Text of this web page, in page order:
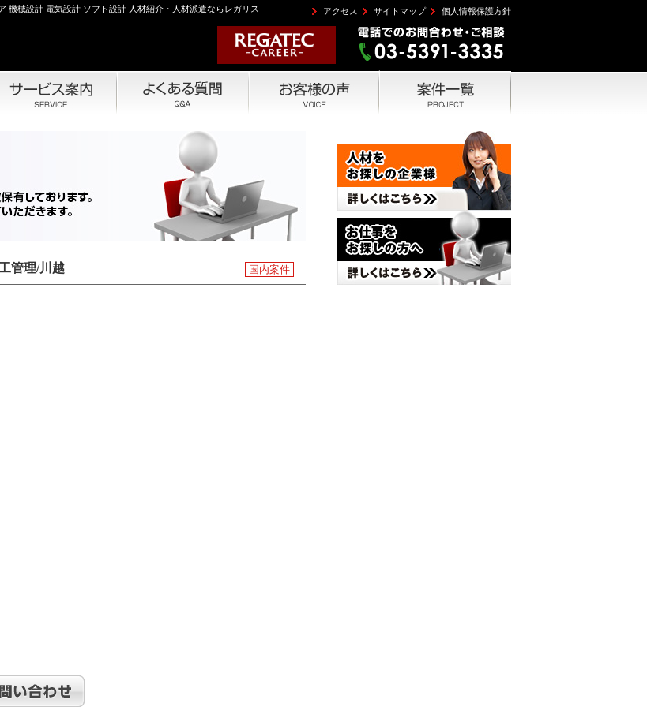
機械設計 電気設計 ソフト設計 人材紹介・人材派遣ならレガリス アクセス サイトマップ 個人情報保護方針
国内案件
管理/川越